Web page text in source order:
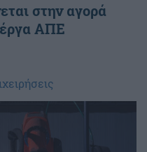
στην αγορά
ΑΠΕ